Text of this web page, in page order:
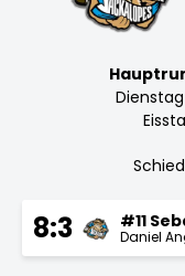
Dienstag
8:3 #11
Daniel